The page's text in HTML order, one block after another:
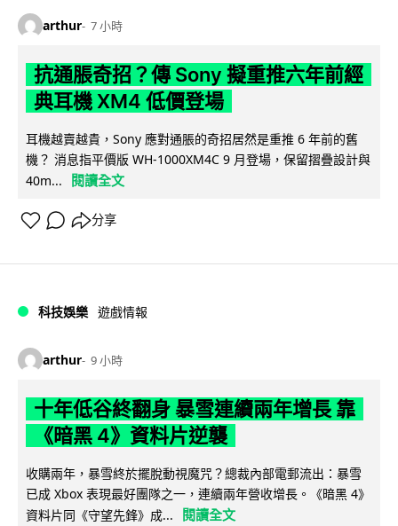
arthur 7 小時
抗通脹奇招？傳 Sony 擬重推六年前經
典耳機 XM4 低價登場
耳機越賣越貴，Sony 應對通脹的奇招居然是重推 6 年前的舊
機？ 消息指平價版 WH-1000XM4C 9 月登場，保留摺疊設計與
40m...
閱讀全文
分享
科技娛樂 遊戲情報
arthur 9 小時
十年低谷終翻身 暴雪連續兩年增長 靠
《暗黑 4》資料片逆襲
收購兩年，暴雪終於擺脫動視魔咒？總裁內部電郵流出：暴雪
已成 Xbox 表現最好團隊之一，連續兩年營收增長。《暗黑 4》
資料片同《守望先鋒》成...
閱讀全文